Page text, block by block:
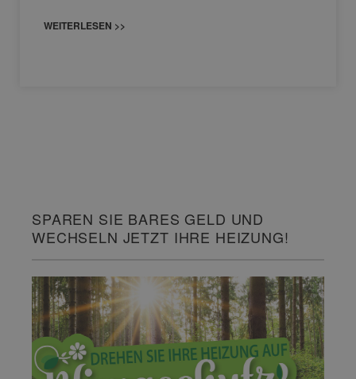
WEITERLESEN >>
SPAREN SIE BARES GELD UND
WECHSELN JETZT IHRE HEIZUNG!